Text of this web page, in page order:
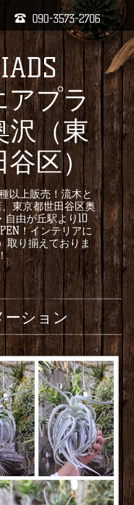
090-3573-2706
アプラ
（東
谷区）
以上販売！流木と
東京都世田谷区奥
自由が丘駅より10
！インテリアに
取り揃えておりま
ーション